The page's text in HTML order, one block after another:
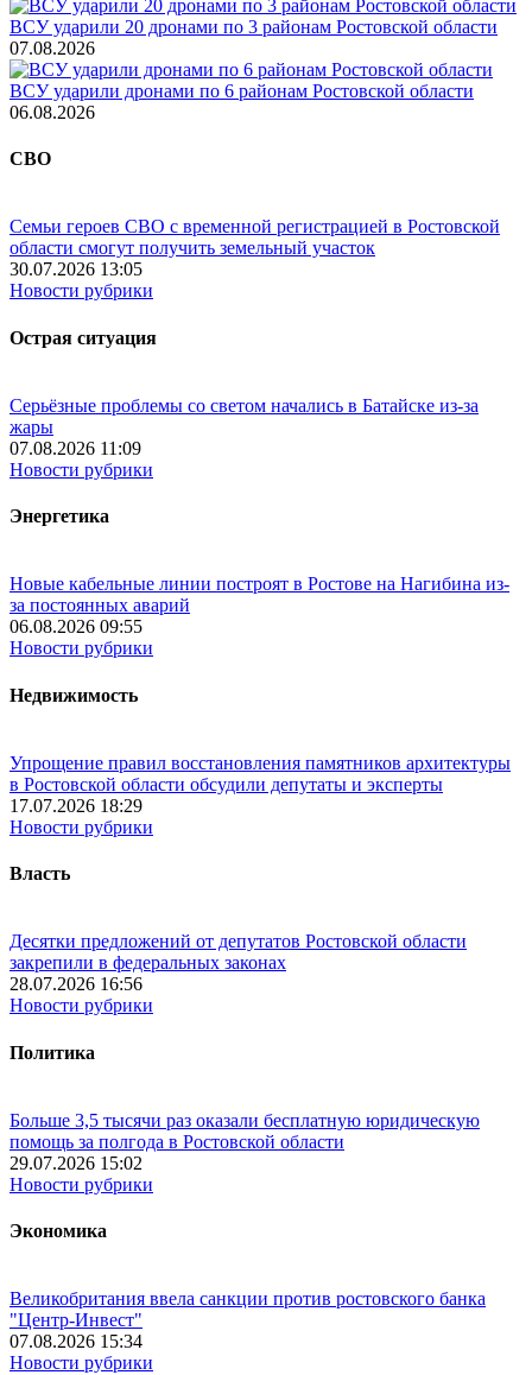
ВСУ ударили 20 дронами по 3 районам Ростовской области
07.08.2026
ВСУ ударили дронами по 6 районам Ростовской области
06.08.2026
СВО
Семьи героев СВО с временной регистрацией в Ростовской
области смогут получить земельный участок
30.07.2026 13:05
Новости рубрики
Острая ситуация
Серьёзные проблемы со светом начались в Батайске из-за
жары
07.08.2026 11:09
Новости рубрики
Энергетика
Новые кабельные линии построят в Ростове на Нагибина из-
за постоянных аварий
06.08.2026 09:55
Новости рубрики
Недвижимость
Упрощение правил восстановления памятников архитектуры
в Ростовской области обсудили депутаты и эксперты
17.07.2026 18:29
Новости рубрики
Власть
Десятки предложений от депутатов Ростовской области
закрепили в федеральных законах
28.07.2026 16:56
Новости рубрики
Политика
Больше 3,5 тысячи раз оказали бесплатную юридическую
помощь за полгода в Ростовской области
29.07.2026 15:02
Новости рубрики
Экономика
Великобритания ввела санкции против ростовского банка
"Центр-Инвест"
07.08.2026 15:34
Новости рубрики